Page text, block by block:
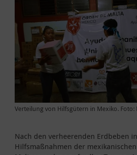
Verteilung von Hilfsgütern in Mexiko.
Nach den verheerenden Erdbeben
Hilfsmaßnahmen der